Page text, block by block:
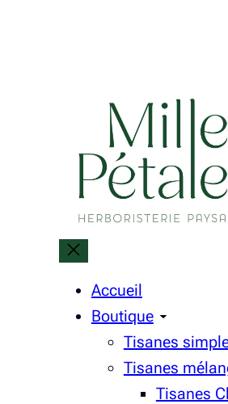
Accueil
Boutique
Tisanes
Tisanes
Tisanes